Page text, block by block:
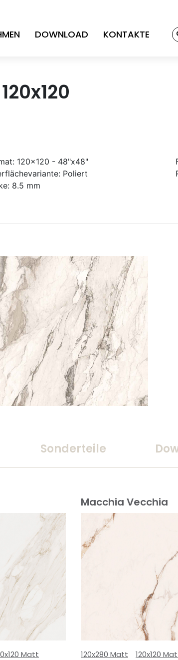
DOWNLOAD KONTAKTE
120x120 - 48"x48"
Poliert
8.5 mm
Sonderteile
Matt
Macchia Vecchia
120x280 Matt
120x120